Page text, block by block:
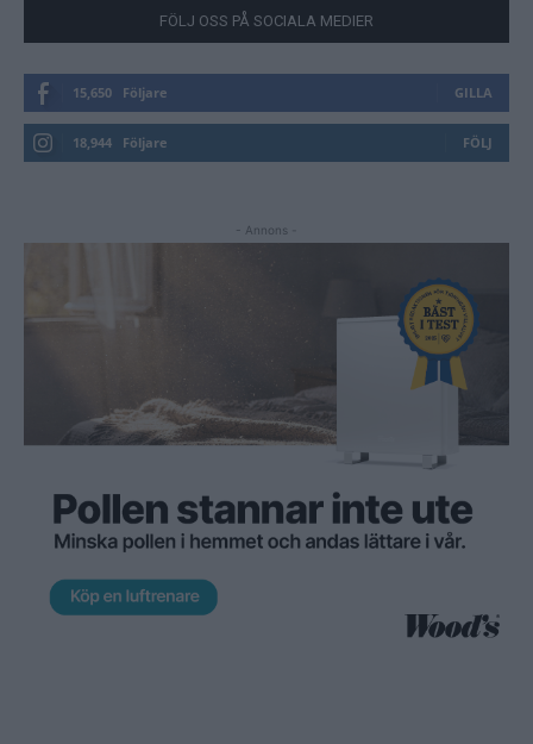
FÖLJ OSS PÅ SOCIALA MEDIER
15,650 Följare GILLA
18,944 Följare FÖLJ
- Annons -